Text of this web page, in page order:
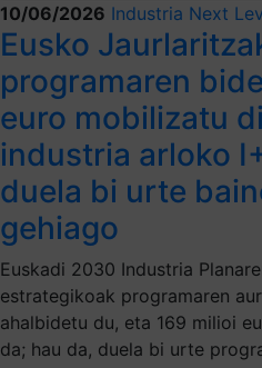
10/06/2026 Industria Next
Eusko
programaren
euro mobilizatu
industria arloko
duela bi urte
gehiago
Euskadi 2030 Industria
estrategikoak programaren
ahalbidetu du, eta 169 milioi
da; hau da, duela bi urte